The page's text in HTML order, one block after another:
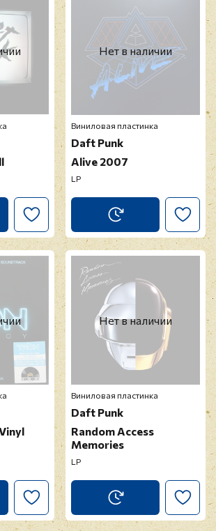
Нет в наличии
Виниловая пластинка
Daft Punk
Alive 2007
LP
Нет в наличии
Виниловая пластинка
Daft Punk
Random Access
Memories
LP